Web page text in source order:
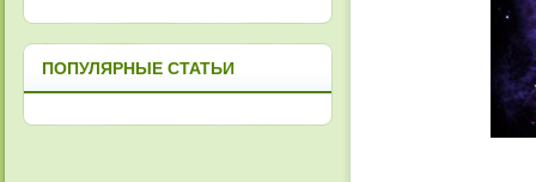
ПОПУЛЯРНЫЕ СТАТЬИ